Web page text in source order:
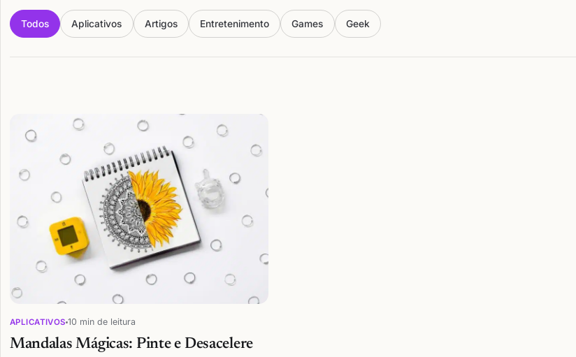
Todos Aplicativos Artigos Entretenimento Games Geek
Articles
APLICATIVOS 10 min de leitura
Mandalas Mágicas: Pinte e Desacelere